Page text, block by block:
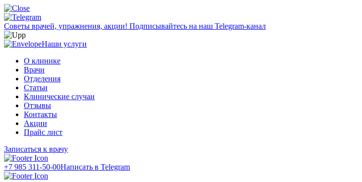
Советы врачей, упражнения, акции! Подписывайтесь на наш Telegram-канал
Наши услуги
О клинике
Врачи
Отделения
Статьи
Клинические случаи
Отзывы
Контакты
Акции
Прайс лист
Записаться к врачу
+7 985 311-50-00Написать в Telegram